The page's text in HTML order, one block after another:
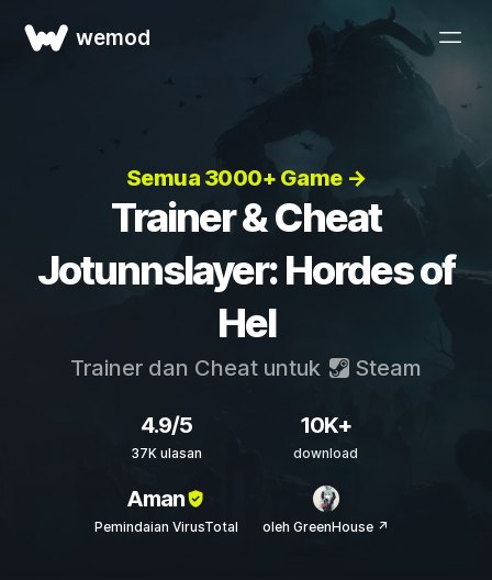
wemod
Semua 3000+ Game →
Trainer & Cheat
Jotunnslayer: Hordes of
Hel
Trainer dan Cheat untuk Steam
4.9/5
37K ulasan
10K+
download
Aman
Pemindaian VirusTotal oleh GreenHouse ↗